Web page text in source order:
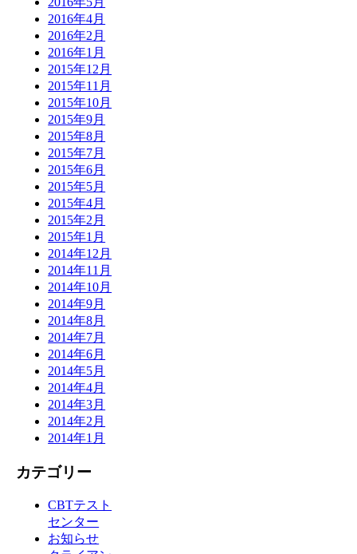
2016年4月
2016年2月
2016年1月
2015年12月
2015年11月
2015年10月
2015年9月
2015年8月
2015年7月
2015年6月
2015年5月
2015年4月
2015年2月
2015年1月
2014年12月
2014年11月
2014年10月
2014年9月
2014年8月
2014年7月
2014年6月
2014年5月
2014年4月
2014年3月
2014年2月
2014年1月
カテゴリー
CBTテスト
センター
お知らせ